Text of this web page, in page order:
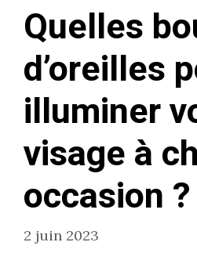
Quelles
d’oreilles
illuminer
visage à
occasion ?
2 juin 2023